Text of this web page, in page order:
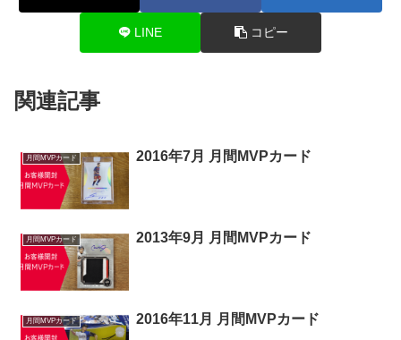
LINE コピー
関連記事
月間MVPカード 2016年7月 月間MVPカード
月間MVPカード 2013年9月 月間MVPカード
月間MVPカード 2016年11月 月間MVPカード